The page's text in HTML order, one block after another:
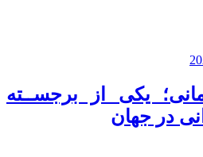
یکی از برجســته
در جهان